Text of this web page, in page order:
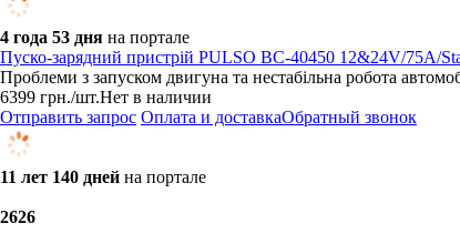
4 года 53 дня на портале
Пуско-зарядний пристрій PULSO BC-40450 12&24V/75A/
Проблеми з запуском двигуна та нестабільна робота
6399 грн./шт.Нет в наличии
Отправить запрос Оплата и доставкаОбратный звонок
11 лет 140 дней на портале
2626